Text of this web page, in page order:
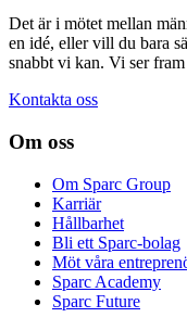
Det är i mötet mellan
en idé, eller vill du bara
snabbt vi kan. Vi ser
Kontakta oss
Om oss
Om Sparc Group
Karriär
Hållbarhet
Bli ett Sparc-bolag
Möt våra
Sparc Academy
Sparc Future